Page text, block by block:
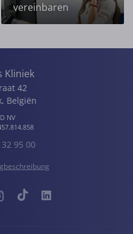
vereinbaren
Kliniek
42
, Belgiën
NV
95 00